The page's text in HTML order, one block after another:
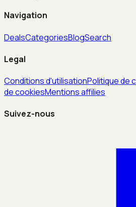
Navigation
DealsCategoriesBlogSearch
Legal
Conditions d'utilisationPolitique de
de cookiesMentions affilies
Suivez-nous